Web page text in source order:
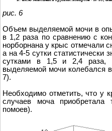
рис. 6
Объем выделяемой мочи в
в 1,2 раза по сравнению с
норборнана у крыс отмечали
а на 4-5 сутки статистически
сутками в 1,5 и 2,4 раза,
выделяемой мочи колебался
7).
Необходимо отметить, что у
случаев моча приобретала
помоев).